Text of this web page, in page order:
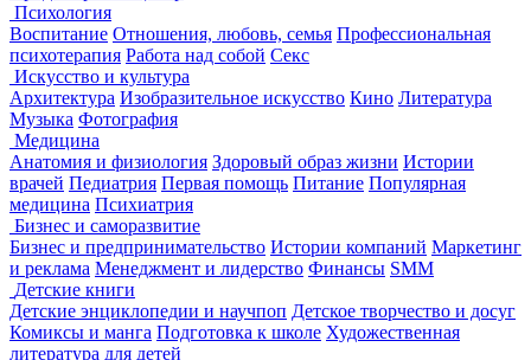
Психология
Воспитание Отношения, любовь, семья Профессиональная
психотерапия Работа над собой Секс
Искусство и культура
Архитектура Изобразительное искусство Кино Литература
Музыка Фотография
Медицина
Анатомия и физиология Здоровый образ жизни Истории
врачей Педиатрия Первая помощь Питание Популярная
медицина Психиатрия
Бизнес и саморазвитие
Бизнес и предпринимательство Истории компаний Маркетинг
и реклама Менеджмент и лидерство Финансы SMM
Детские книги
Детские энциклопедии и научпоп Детское творчество и досуг
Комиксы и манга Подготовка к школе Художественная
литература для детей